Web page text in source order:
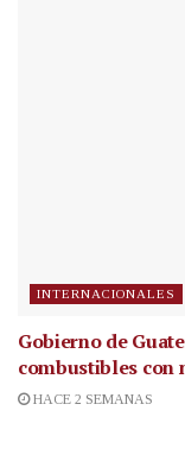
INTERNACIONALES
Gobierno de
combustibles con
HACE 2 SEMANAS